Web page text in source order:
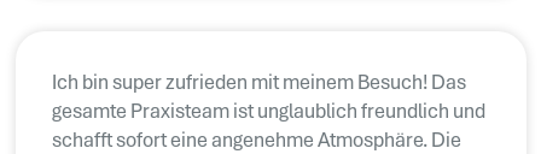
Ich bin super zufrieden mit meinem Besuch! Das
gesamte Praxisteam ist unglaublich freundlich und
schafft sofort eine angenehme Atmosphäre. Die